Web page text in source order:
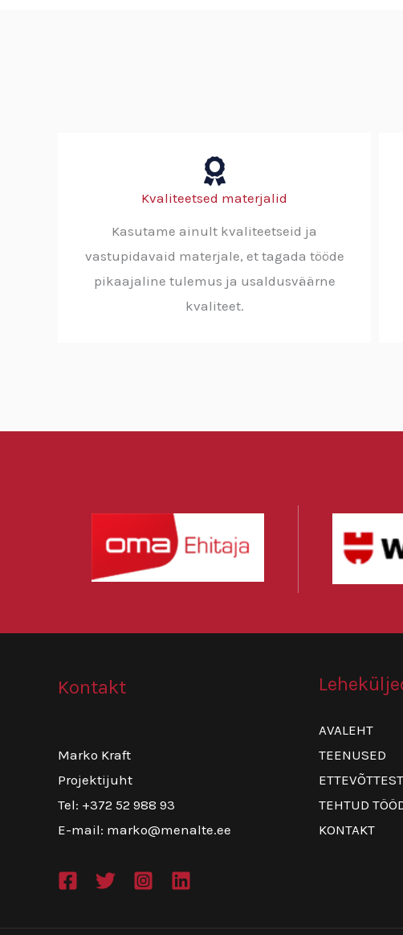
Kvaliteetsed materjalid
Kasutame ainult kvaliteetseid ja
vastupidavaid materjale, et tagada tööde
pikaajaline tulemus ja usaldusväärne
kvaliteet.
Kontakt
Marko Kraft
Projektijuht
Tel: +372 52 988 93
E-mail: marko@menalte.ee
AVALEHT
TEENUSED
ETTEVÕTTEST
TEHTUD
KONTAKT